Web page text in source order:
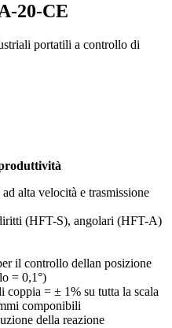
20-CE
portatili a controllo di
alta velocità e trasmissione
(HFT-S), angolari (HFT-A)
il controllo dellan posizione
= 0,1°)
coppia = ± 1% su tutta la scala
componibili
della reazione